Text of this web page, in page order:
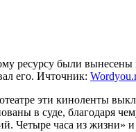
ресурсу были
его. Ичточник:
эти киноленты
в суде, благодаря
Четыре часа из жизни»